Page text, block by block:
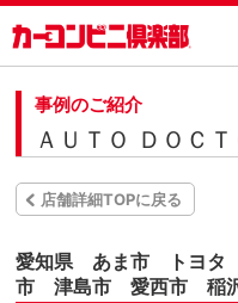
事例のご紹介
ＡＵＴＯ ＤＯＣＴ
店舗詳細TOPに戻る
愛知県 あま市 トヨタ
市 津島市 愛西市 稲